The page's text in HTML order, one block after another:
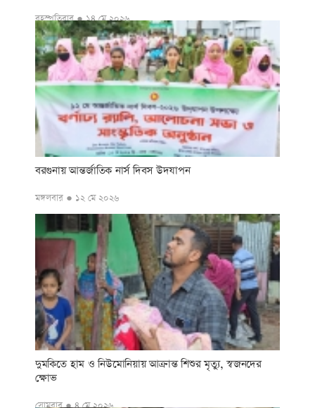
বৃহস্পতিবার ● ১৪ মে ২০২৬
বরগুনায় আন্তর্জাতিক নার্স দিবস উদযাপন
মঙ্গলবার ● ১২ মে ২০২৬
দুমকিতে হাম ও নিউমোনিয়ায় আক্রান্ত শিশুর মৃত্যু, স্বজনদের
ক্ষোভ